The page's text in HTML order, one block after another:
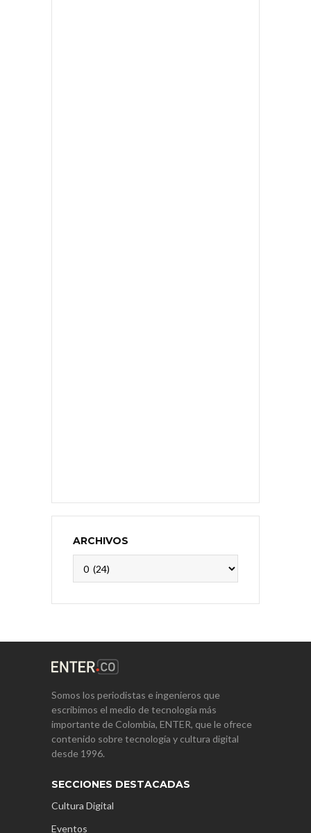
ARCHIVOS
Somos los periodistas e ingenieros que
escribimos el medio de tecnología más
importante de Colombia, ENTER, que le ofrece
contenido sobre tecnología y cultura digital
desde 1996.
SECCIONES DESTACADAS
Cultura Digital
Eventos